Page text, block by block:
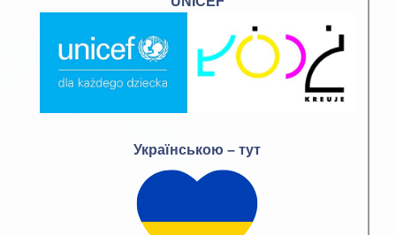
Українською – тут